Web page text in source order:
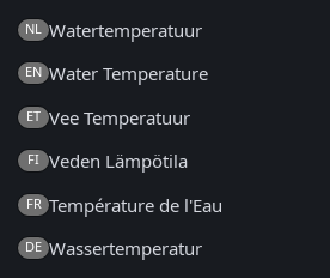
NL Watertemperatuur
EN Water Temperature
ET Vee Temperatuur
FI Veden Lämpötila
FR Température de l'Eau
DE Wassertemperatur